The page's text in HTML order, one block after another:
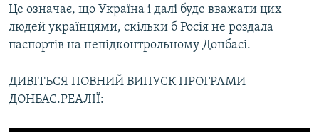
Це означає, що Україна і далі буде вважати цих
людей українцями, скільки б Росія не роздала
паспортів на непідконтрольному Донбасі.
ДИВІТЬСЯ ПОВНИЙ ВИПУСК ПРОГРАМИ
ДОНБАС.РЕАЛІЇ: